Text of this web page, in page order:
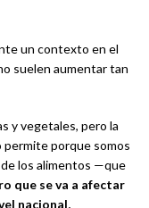
un contexto en el
suelen aumentar tan
y vegetales, pero la
porque somos
los alimentos —que
que se va a afectar
nacional,